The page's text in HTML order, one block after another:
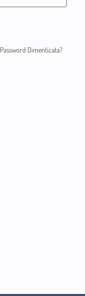
Password Dimenticata?